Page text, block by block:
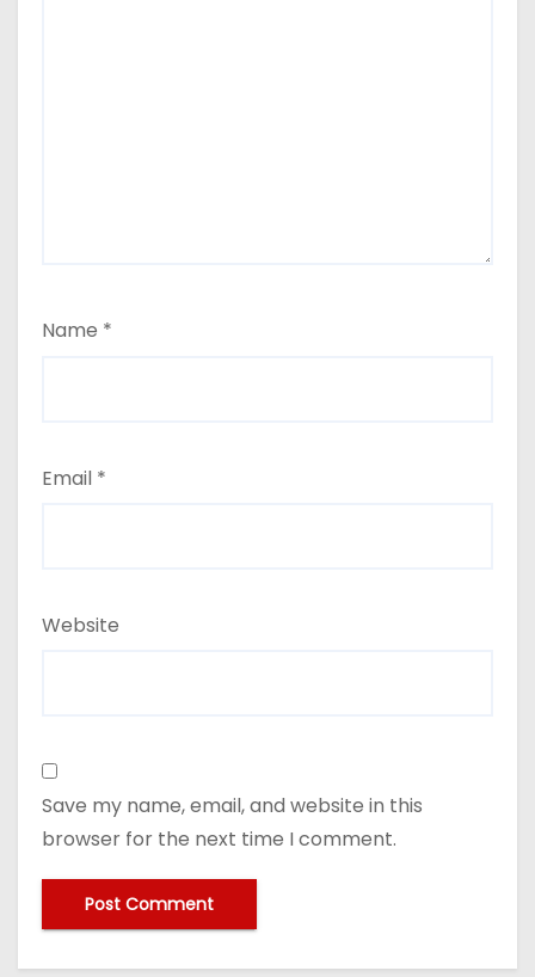
Name *
Email *
Website
Save my name, email, and website in this
browser for the next time I comment.